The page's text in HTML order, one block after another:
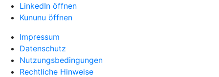
LinkedIn öffnen
Kununu öffnen
Impressum
Datenschutz
Nutzungsbedingungen
Rechtliche Hinweise